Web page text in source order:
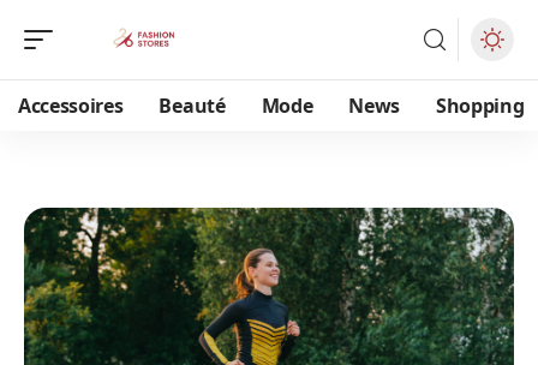
Accessoires Beauté Mode News Shopping